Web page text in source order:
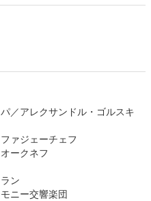
／アレクサンドル・ゴルスキ
ァジェーチェフ
ークネフ
ン
ニー交響楽団